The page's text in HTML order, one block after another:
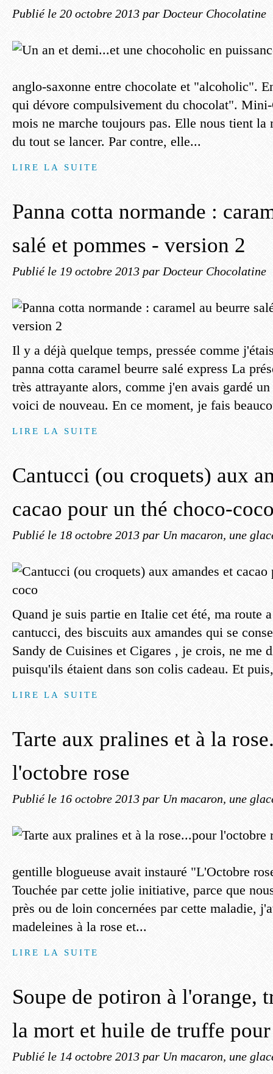
Publié le 20 octobre 2013 par Docteur Chocolatine
anglo-saxonne entre chocolate et "alcoholic".
qui dévore compulsivement du chocolat".
mois ne marche toujours pas. Elle nous tient la
du tout se lancer. Par contre, elle...
LIRE LA SUITE
Panna cotta normande :
salé et pommes - version 2
Publié le 19 octobre 2013 par Docteur Chocolatine
Il y a déjà quelque temps, pressée comme
panna cotta caramel beurre salé express La
très attrayante alors, comme j'en avais gardé
voici de nouveau. En ce moment, je fais
LIRE LA SUITE
Cantucci (ou croquets) aux
cacao pour un thé choco-
Publié le 18 octobre 2013 par Un macaron, une
Quand je suis partie en Italie cet été, ma route
cantucci, des biscuits aux amandes qui se
Sandy de Cuisines et Cigares , je crois, ne me
puisqu'ils étaient dans son colis cadeau. Et
LIRE LA SUITE
Tarte aux pralines et à la
l'octobre rose
Publié le 16 octobre 2013 par Un macaron, une
gentille blogueuse avait instauré "L'Octobre
Touchée par cette jolie initiative, parce que
près ou de loin concernées par cette maladie,
madeleines à la rose et...
LIRE LA SUITE
Soupe de potiron à l'orange,
la mort et huile de truffe
Publié le 14 octobre 2013 par Un macaron, une